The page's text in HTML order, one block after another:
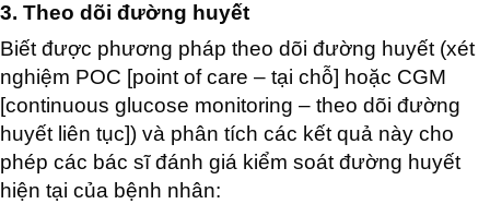
3. Theo dõi đường huyết
Biết được phương pháp theo dõi đường huyết (xét
nghiệm POC [point of care – tại chỗ] hoặc CGM
[continuous glucose monitoring – theo dõi đường
huyết liên tục]) và phân tích các kết quả này cho
phép các bác sĩ đánh giá kiểm soát đường huyết
hiện tại của bệnh nhân: